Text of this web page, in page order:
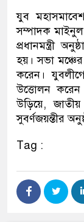
যুব
সম্পাদক
প্রধানমন্ত্রী
হয়। সভা মঞ্চের
করেন।
উত্তোলন
উড়িয়ে,
সুবর্ণজয়ন্তীর
Tag :